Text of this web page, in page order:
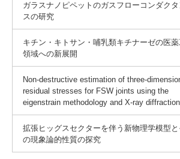
ガラスナノピペットのガスフローコンダクタ
スの研究
キチン・キトサン・哺乳類キチナーゼの医
領域への新展開
Non-destructive estimation of three-
residual stresses for FSW joints using the
eigenstrain methodology and X-ray diffraction
拡張ヒッグスセクターを伴う新物理学模型と
の現象論的性質の探究